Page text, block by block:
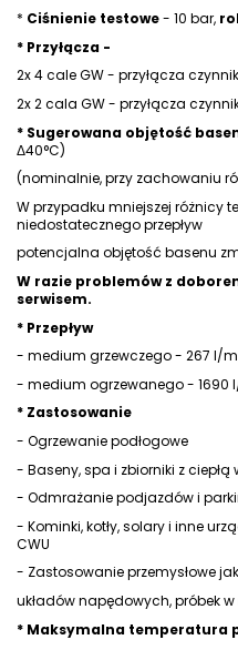
* Ciśnienie testowe- 10 bar,
* Przyłącza -
2x 4 cale GW - przyłącza
2x 2 cala GW - przyłącza
* Sugerowana objętość
Δ40°C)
(nominalnie, przy zachowaniu
W przypadku mniejszej różnicy
niedostatecznego przepływ
potencjalna objętość basenu
W razie problemów z
serwisem.
* Przepływ
- medium grzewczego - 267 l/
- medium ogrzewanego - 1690
* Zastosowanie
- Ogrzewanie podłogowe
- Baseny, spa i zbiorniki z ciepłą
- Odmrażanie podjazdów i
- Kominki, kotły, solary i inne
CWU
- Zastosowanie przemysłowe
układów napędowych, próbek
* Maksymalna temperatura